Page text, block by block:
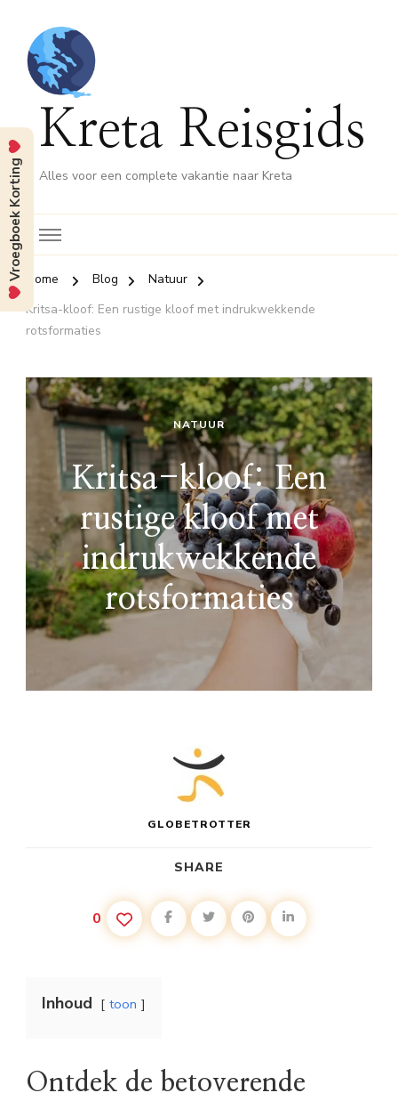
Kreta Reisgids
Alles voor een complete vakantie naar Kreta
Home Blog
Natuur
Kritsa-kloof: Een rustige kloof met indrukwekkende
rotsformaties
NATUUR
Kritsa-kloof: Een
rustige kloof met
indrukwekkende
rotsformaties
GLOBETROTTER
SHARE
0
Inhoud toon
Ontdek de betoverende
Vroegboek Korting